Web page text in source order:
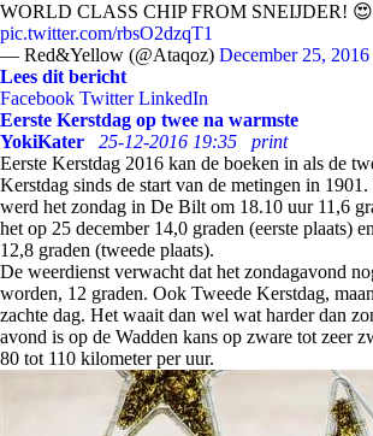
WORLD CLASS CHIP FROM SNEIJDER! 😍
pic.twitter.com/rbsO2dzqT1
— Red&Yellow (@Ataqoz) December 25, 2016
Lees dit bericht
Facebook Twitter LinkedIn
Eerste Kerstdag op twee na warmste
YokiKater
25-12-2016 19:35
print
Eerste Kerstdag 2016 kan de boeken in als de
Kerstdag sinds de start van de metingen in
werd het zondag in De Bilt om 18.10 uur 11,6
het op 25 december 14,0 graden (eerste plaats)
12,8 graden (tweede plaats).
De weerdienst verwacht dat het zondagavond
worden, 12 graden. Ook Tweede Kerstdag,
zachte dag. Het waait dan wel wat harder dan
avond is op de Wadden kans op zware tot zeer
80 tot 110 kilometer per uur.